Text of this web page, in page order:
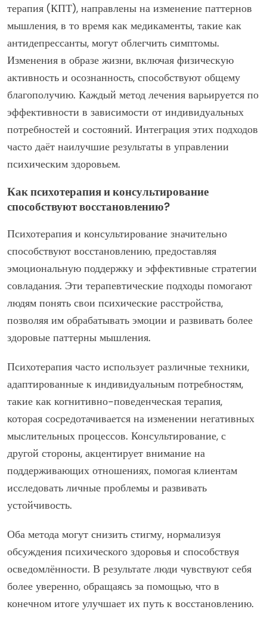
терапия (КПТ), направлены на изменение паттернов
мышления, в то время как медикаменты, такие как
антидепрессанты, могут облегчить симптомы.
Изменения в образе жизни, включая физическую
активность и осознанность, способствуют общему
благополучию. Каждый метод лечения варьируется по
эффективности в зависимости от индивидуальных
потребностей и состояний. Интеграция этих подходов
часто даёт наилучшие результаты в управлении
психическим здоровьем.
Как психотерапия и консультирование
способствуют восстановлению?
Психотерапия и консультирование значительно
способствуют восстановлению, предоставляя
эмоциональную поддержку и эффективные стратегии
совладания. Эти терапевтические подходы помогают
людям понять свои психические расстройства,
позволяя им обрабатывать эмоции и развивать более
здоровые паттерны мышления.
Психотерапия часто использует различные техники,
адаптированные к индивидуальным потребностям,
такие как когнитивно-поведенческая терапия,
которая сосредотачивается на изменении негативных
мыслительных процессов. Консультирование, с
другой стороны, акцентирует внимание на
поддерживающих отношениях, помогая клиентам
исследовать личные проблемы и развивать
устойчивость.
Оба метода могут снизить стигму, нормализуя
обсуждения психического здоровья и способствуя
осведомлённости. В результате люди чувствуют себя
более уверенно, обращаясь за помощью, что в
конечном итоге улучшает их путь к восстановлению.